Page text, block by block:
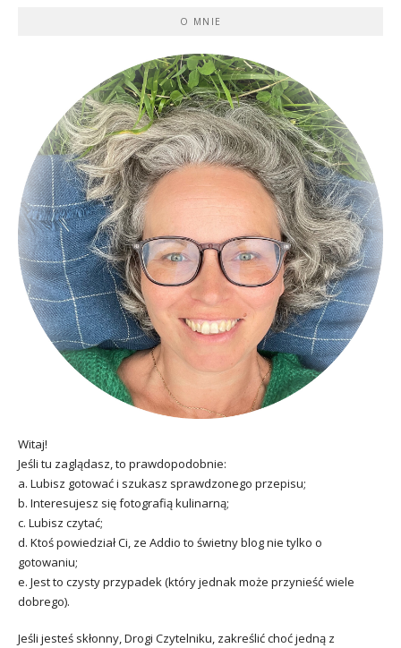
O MNIE
Witaj!
Jeśli tu zaglądasz, to prawdopodobnie:
a. Lubisz gotować i szukasz sprawdzonego przepisu;
b. Interesujesz się fotografią kulinarną;
c. Lubisz czytać;
d. Ktoś powiedział Ci, ze Addio to świetny blog nie tylko o
gotowaniu;
e. Jest to czysty przypadek (który jednak może przynieść wiele
dobrego).
Jeśli jesteś skłonny, Drogi Czytelniku, zakreślić choć jedną z